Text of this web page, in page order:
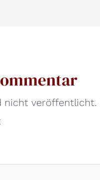
nicht veröffentlicht.